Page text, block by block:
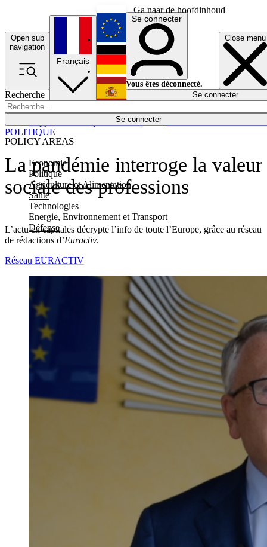
Ga naar de hoofdinhoud
Open sub
navigation
Close menu
Recherche
Se connecter
POLICY AREAS
Economie
Politique
Agriculture et Alimentation
Santé
Technologies
Energie, Environnement et Transport
Défense
Économie
Français
English
Deutsch
Español
Se connecter
Vous êtes déconnecté.
Se connecter
La pandémie interroge la valeur
sociale des professions
L’actu en capitales décrypte l’info de toute l’Europe, grâce au réseau
de rédactions d’Euractiv.
POLITIQUE
Réseau EURACTIV